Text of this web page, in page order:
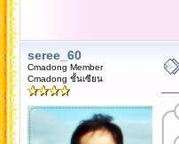
seree_60
Cmadong Member
Cmadong ชั้นเซียน